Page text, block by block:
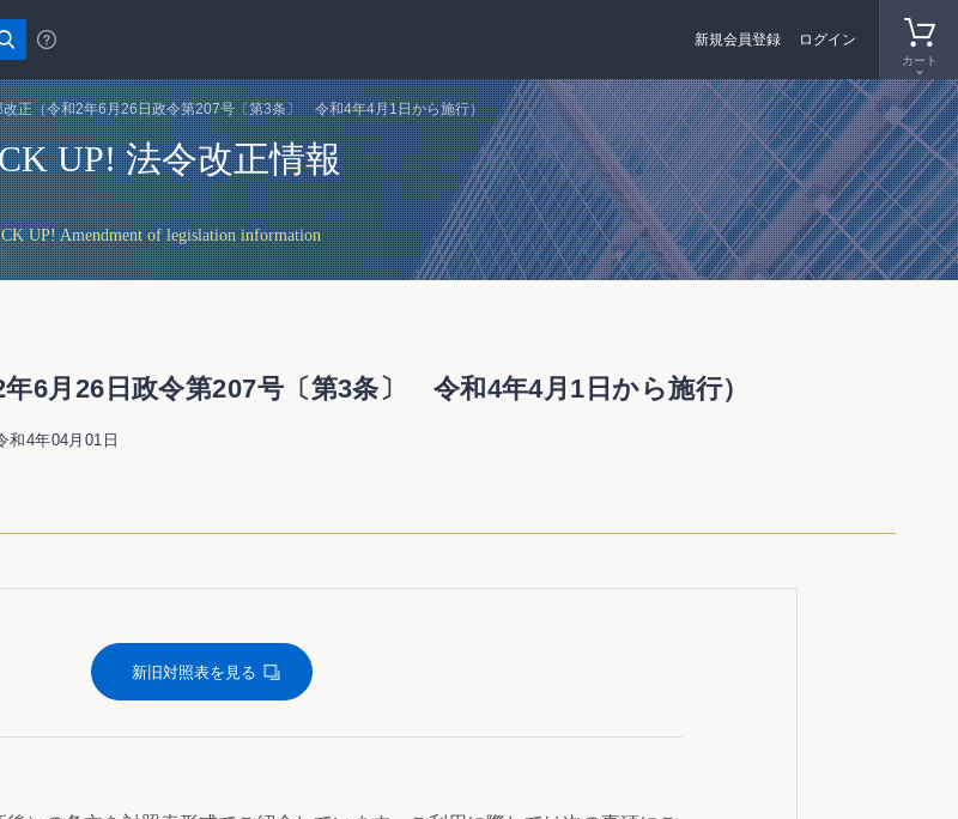
カート
新規会員登録 ログイン
UP! 法令改正情報
UP! Amendment of legislation information
改正（令和2年6月26日政令第207号〔第3条〕 令和4年4月1日から施行）
6月26日政令第207号〔第3条〕 令和4年4月1日から施行）
和4年04月01日
新旧対照表を見る